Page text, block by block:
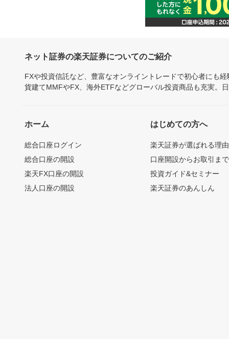
ネット証券の楽天証券についてのご紹介
FXや投資信託など、豊富なオンライントレードで初心者にも
貨建てMMFやFX、海外ETFなどグローバル投資商品も充実。
ホーム
総合口座ログイン
総合口座の開設
楽天FX口座の開設
法人口座の開設
はじめての方へ
楽天証券が選ばれる理由
口座開設からお取引ま
投資ガイド&セミナー
楽天証券のあんしん